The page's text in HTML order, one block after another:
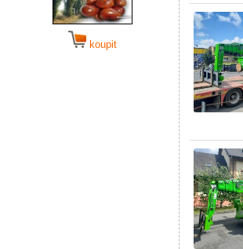
koupit